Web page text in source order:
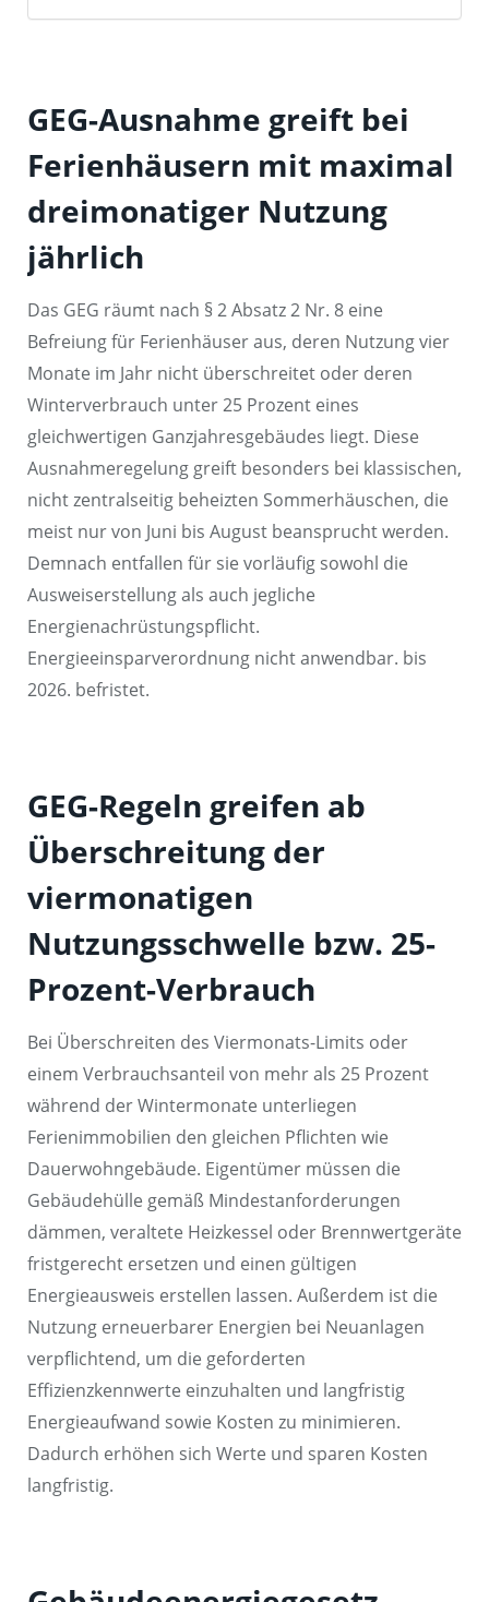
GEG-Ausnahme greift bei
Ferienhäusern mit maximal
dreimonatiger Nutzung
jährlich
Das GEG räumt nach § 2 Absatz 2 Nr. 8 eine
Befreiung für Ferienhäuser aus, deren Nutzung vier
Monate im Jahr nicht überschreitet oder deren
Winterverbrauch unter 25 Prozent eines
gleichwertigen Ganzjahresgebäudes liegt. Diese
Ausnahmeregelung greift besonders bei klassischen,
nicht zentralseitig beheizten Sommerhäuschen, die
meist nur von Juni bis August beansprucht werden.
Demnach entfallen für sie vorläufig sowohl die
Ausweiserstellung als auch jegliche
Energienachrüstungspflicht.
Energieeinsparverordnung nicht anwendbar. bis
2026. befristet.
GEG-Regeln greifen ab
Überschreitung der
viermonatigen
Nutzungsschwelle bzw. 25-
Prozent-Verbrauch
Bei Überschreiten des Viermonats-Limits oder
einem Verbrauchsanteil von mehr als 25 Prozent
während der Wintermonate unterliegen
Ferienimmobilien den gleichen Pflichten wie
Dauerwohngebäude. Eigentümer müssen die
Gebäudehülle gemäß Mindestanforderungen
dämmen, veraltete Heizkessel oder Brennwertgeräte
fristgerecht ersetzen und einen gültigen
Energieausweis erstellen lassen. Außerdem ist die
Nutzung erneuerbarer Energien bei Neuanlagen
verpflichtend, um die geforderten
Effizienzkennwerte einzuhalten und langfristig
Energieaufwand sowie Kosten zu minimieren.
Dadurch erhöhen sich Werte und sparen Kosten
langfristig.